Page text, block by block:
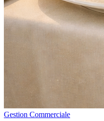
Gestion Commerciale